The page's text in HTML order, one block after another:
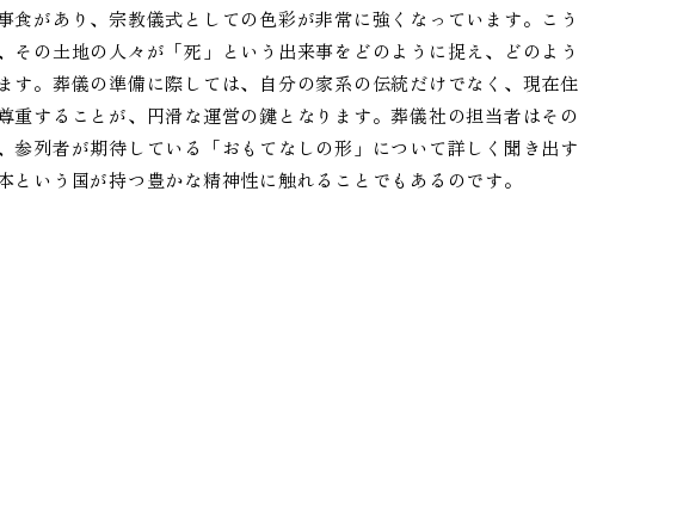
があり、宗教儀式としての色彩が非常に強くなっています。こう
の土地の人々が「死」という出来事をどのように捉え、どのよう
す。葬儀の準備に際しては、自分の家系の伝統だけでなく、現在住
することが、円滑な運営の鍵となります。葬儀社の担当者はその
列者が期待している「おもてなしの形」について詳しく聞き出す
いう国が持つ豊かな精神性に触れることでもあるのです。